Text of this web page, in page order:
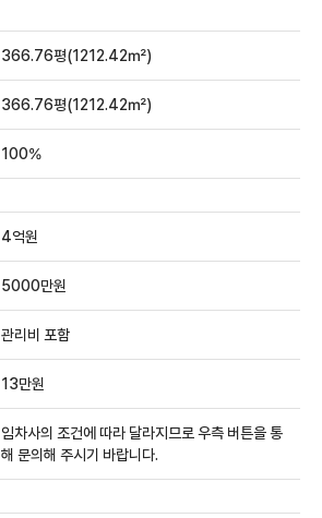
366.76평(1212.42㎡)
366.76평(1212.42㎡)
100%
4억원
5000만원
관리비 포함
13만원
임차사의 조건에 따라 달라지므로 우측 버튼을 통
해 문의해 주시기 바랍니다.